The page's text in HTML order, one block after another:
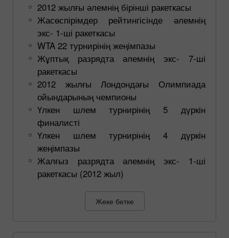
2012 жылғы әлемнің бірінші ракеткасы
Жасөспірімдер рейтингісінде әлемнің
экс- 1-ші ракеткасы
WTA 22 турнирінің жеңімпазы
Жұптық разрядта әлемнің экс- 7-ші
ракеткасы
2012 жылғы Лондондағы Олимпиада
ойындарының чемпионы
Үлкен шлем турнирінің 5 дүркін
финалисті
Үлкен шлем турнирінің 4 дүркін
жеңімпазы
Жалғыз разрядта әлемнің экс- 1-ші
ракеткасы (2012 жыл)
Жеке бетке